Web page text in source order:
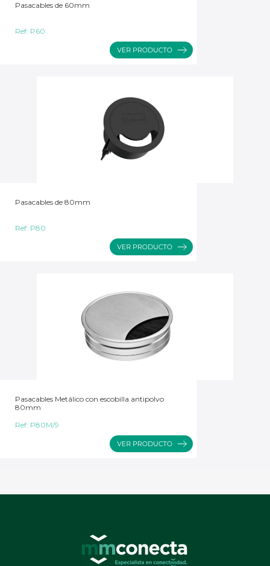
Pasacables de 60mm
Ref: P60
Pasacables de 80mm
Ref: P80
Pasacables Metálico con escobilla antipolvo
80mm
Ref: P80M/9